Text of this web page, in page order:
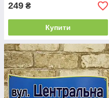
249 ₴
Купити